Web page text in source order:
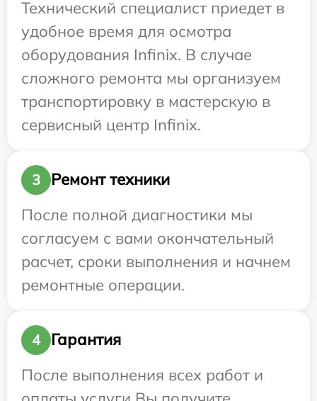
Технический специалист приедет в
удобное время для осмотра
оборудования Infinix. В случае
сложного ремонта мы организуем
транспортировку в мастерскую в
сервисный центр Infinix.
3
Ремонт техники
После полной диагностики мы
согласуем с вами окончательный
расчет, сроки выполнения и начнем
ремонтные операции.
4
Гарантия
После выполнения всех работ и